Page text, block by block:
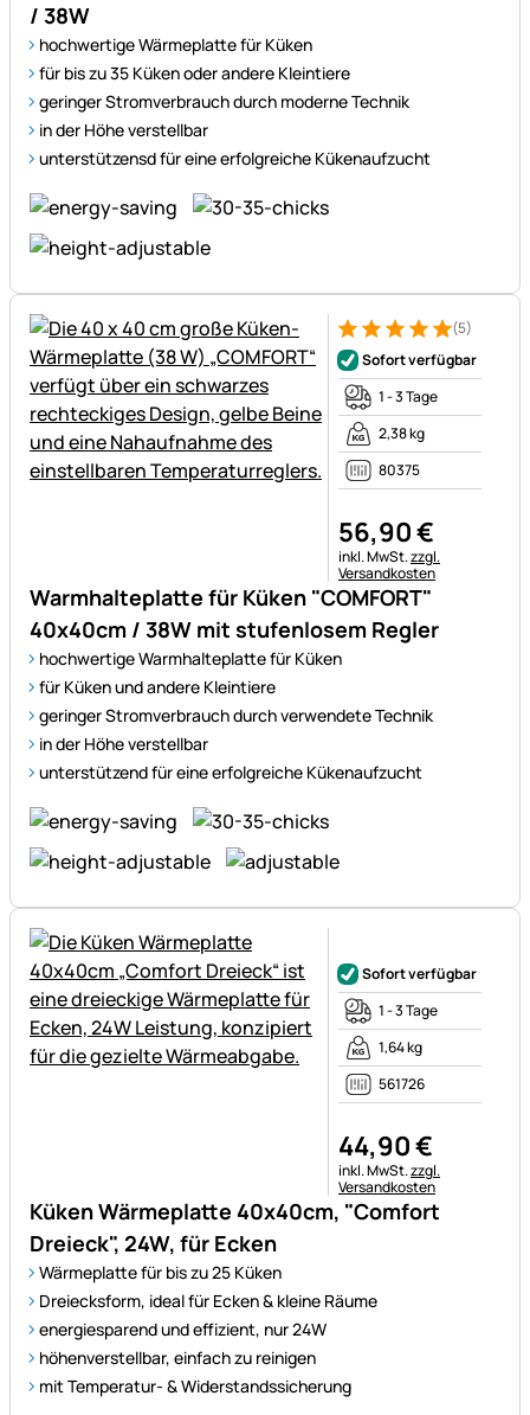
/ 38W
hochwertige Wärmeplatte für Küken
für bis zu 35 Küken oder andere Kleintiere
geringer Stromverbrauch durch moderne Technik
in der Höhe verstellbar
unterstützensd für eine erfolgreiche Kükenaufzucht
Warmhalteplatte für Küken "COMFORT"
40x40cm / 38W mit stufenlosem Regler
hochwertige Warmhalteplatte für Küken
für Küken und andere Kleintiere
geringer Stromverbrauch durch verwendete Technik
in der Höhe verstellbar
unterstützend für eine erfolgreiche Kükenaufzucht
Bewertung: 5 von 5 (5
5 Bewertungen
(5)
Sofort verfügbar
1 - 3 Tage
2,38 kg
80375
56,90€
Steuerhinweis:
inkl. MwSt.zzgl.
Versandkosten
Küken Wärmeplatte 40x40cm, "Comfort
Dreieck", 24W, für Ecken
Wärmeplatte für bis zu 25 Küken
Dreiecksform, ideal für Ecken & kleine Räume
energiesparend und effizient, nur 24W
höhenverstellbar, einfach zu reinigen
mit Temperatur- & Widerstandssicherung
Sofort verfügbar
1 - 3 Tage
1,64 kg
561726
44,90€
Steuerhinweis:
inkl. MwSt.zzgl.
Versandkosten